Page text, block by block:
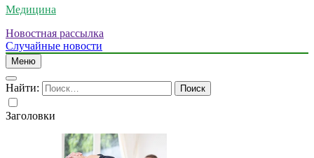
Медицина
Новостная рассылка
Случайные новости
Меню
Найти:
Заголовки